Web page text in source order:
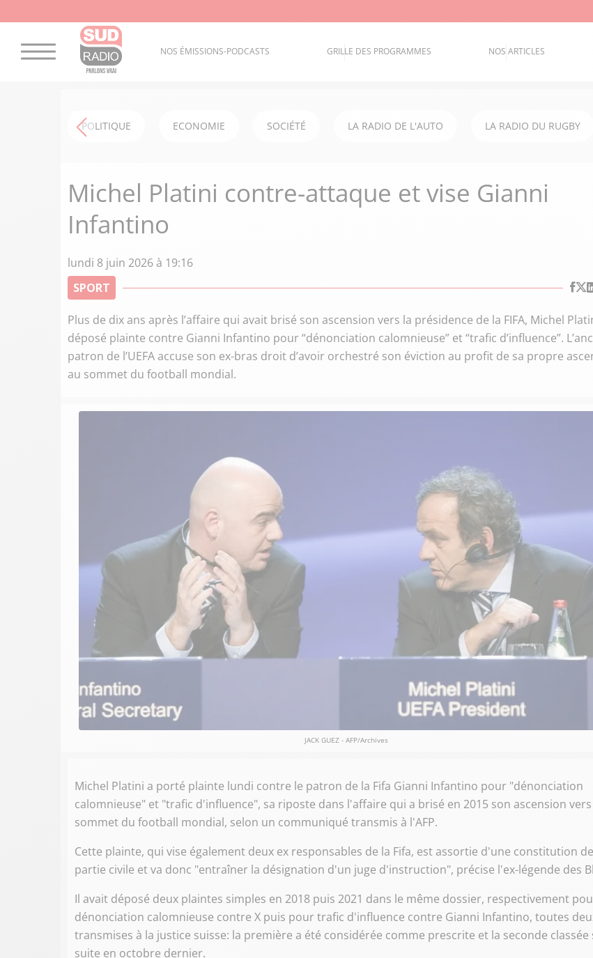
NOS ÉMISSIONS-PODCASTS GRILLE DES PROGRAMMES NOS ARTICLES
POLITIQUE ECONOMIE SOCIÉTÉ LA RADIO DE L'AUTO LA RADIO DU RUGBY
Michel Platini contre-attaque et vise Gianni
Infantino
lundi 8 juin 2026 à 19:16
SPORT
Plus de dix ans après l’affaire qui avait brisé son ascension vers la présidence de la FIFA, Michel
déposé plainte contre Gianni Infantino pour “dénonciation calomnieuse” et “trafic d’influence”.
patron de l’UEFA accuse son ex-bras droit d’avoir orchestré son éviction au profit de sa propre
au sommet du football mondial.
JACK GUEZ - AFP/Archives
Michel Platini a porté plainte lundi contre le patron de la Fifa Gianni Infantino pour "dénonciation
calomnieuse" et "trafic d'influence", sa riposte dans l'affaire qui a brisé en 2015 son ascension vers
sommet du football mondial, selon un communiqué transmis à l'AFP.
Cette plainte, qui vise également deux ex responsables de la Fifa, est assortie d'une constitution de
partie civile et va donc "entraîner la désignation d'un juge d'instruction", précise l'ex-légende des
Il avait déposé deux plaintes simples en 2018 puis 2021 dans le même dossier, respectivement
dénonciation calomnieuse contre X puis pour trafic d'influence contre Gianni Infantino, toutes
transmises à la justice suisse: la première a été considérée comme prescrite et la seconde classée
suite en octobre dernier.